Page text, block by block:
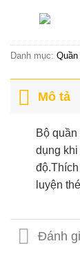
Danh mục:
Mô tả
Bộ
dụng
luyện
Đánh